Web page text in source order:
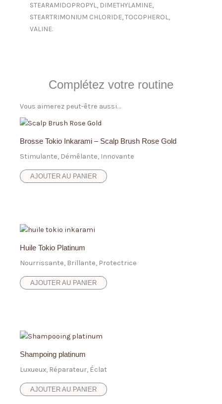
STEARAMIDOPROPYL, DIMETHYLAMINE,
STEARTRIMONIUM CHLORIDE, TOCOPHEROL,
VALINE.
Complétez votre routine
Vous aimerez peut-être aussi…
Brosse Tokio Inkarami – Scalp Brush Rose Gold
Stimulante, Démêlante, Innovante
AJOUTER AU PANIER
Huile Tokio Platinum
Nourrissante, Brillante, Protectrice
AJOUTER AU PANIER
Shampoing platinum
Luxueux, Réparateur, Éclat
AJOUTER AU PANIER